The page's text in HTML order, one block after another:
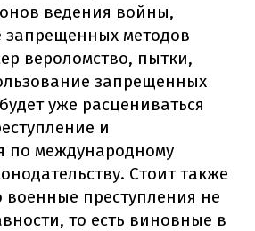
ведения войны,
запрещенных методов
вероломство, пытки,
запрещенных
уже расцениваться
и
по международному
Стоит также
военные преступления не
то есть виновные в